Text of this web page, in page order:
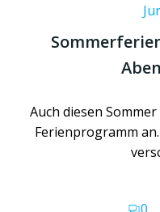
Auch diesen
Ferienprogramm